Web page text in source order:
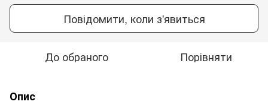
Повідомити, коли з'явиться
До обраного Порівняти
Опис